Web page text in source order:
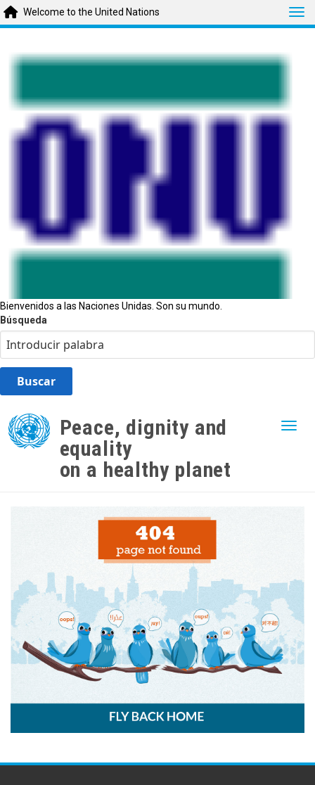
Bienvenidos a las Naciones Unidas. Son su mundo.
Búsqueda
main
content
Welcome to the United Nations
Peace, dignity and
equality
on a healthy planet